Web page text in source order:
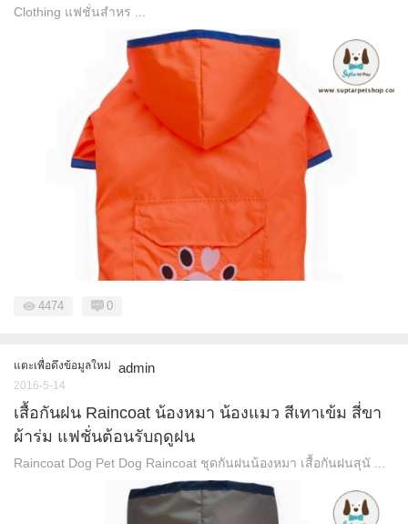
Clothing แฟชั่นสำหร ...
4474 0
แตะเพื่อดึงข้อมูลใหม่ admin
2016-5-14
เสื้อกันฝน Raincoat น้องหมา น้องแมว สีเทาเข้ม สี่ขา
ผ้าร่ม แฟชั่นต้อนรับฤดูฝน
Raincoat Dog Pet Dog Raincoat ชุดกันฝนน้องหมา เสื้อกันฝนสุนั ...